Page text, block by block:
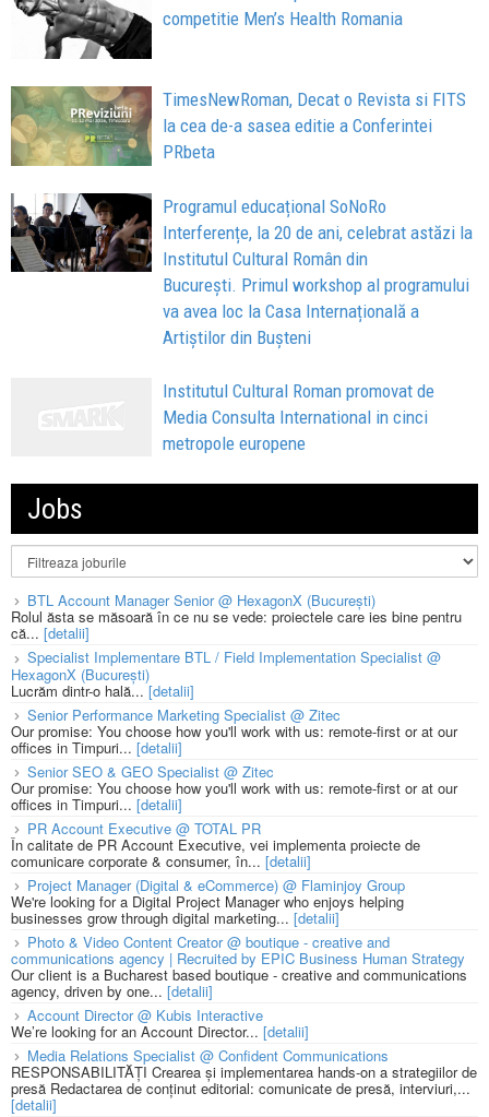
competitie Men’s Health Romania
TimesNewRoman, Decat o Revista si FITS
la cea de-a sasea editie a Conferintei
PRbeta
Programul educațional SoNoRo
Interferențe, la 20 de ani, celebrat astăzi la
Institutul Cultural Român din
București. Primul workshop al programului
va avea loc la Casa Internațională a
Artiștilor din Bușteni
Institutul Cultural Roman promovat de
Media Consulta International in cinci
metropole europene
Jobs
BTL Account Manager Senior @ HexagonX (București)
Rolul ăsta se măsoară în ce nu se vede: proiectele care ies bine pentru
că... [detalii]
Specialist Implementare BTL / Field Implementation Specialist @
HexagonX (București)
Lucrăm dintr-o hală...[detalii]
Senior Performance Marketing Specialist @ Zitec
Our promise: You choose how you'll work with us: remote-first or at our
offices in Timpuri... [detalii]
Senior SEO & GEO Specialist @ Zitec
Our promise: You choose how you'll work with us: remote-first or at our
offices in Timpuri... [detalii]
PR Account Executive @ TOTAL PR
În calitate de PR Account Executive, vei implementa proiecte de
comunicare corporate & consumer, în... [detalii]
Project Manager (Digital & eCommerce) @ Flaminjoy Group
We're looking for a Digital Project Manager who enjoys helping
businesses grow through digital marketing... [detalii]
Photo & Video Content Creator @ boutique - creative and
communications agency | Recruited by EPIC Business Human Strategy
Our client is a Bucharest based boutique - creative and communications
agency, driven by one... [detalii]
Account Director @ Kubis Interactive
We’re looking for an Account Director... [detalii]
Media Relations Specialist @ Confident Communications
RESPONSABILITĂȚI Crearea și implementarea hands-on a strategiilor de
presă Redactarea de conținut editorial: comunicate de presă, interviuri,...
[detalii]